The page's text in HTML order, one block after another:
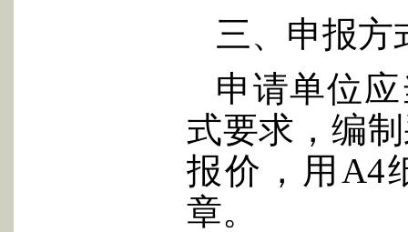
三、申报方
申请单位
式要求，编
报价，用A4
章。